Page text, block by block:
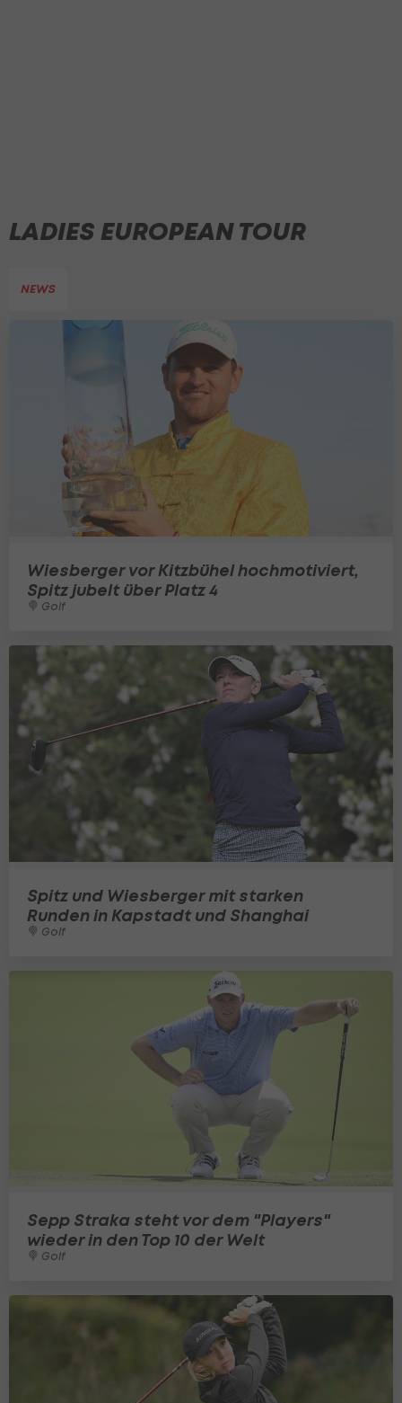
LADIES EUROPEAN TOUR
NEWS
Wiesberger vor Kitzbühel hochmotiviert,
Spitz jubelt über Platz 4
Golf
Spitz und Wiesberger mit starken
Runden in Kapstadt und Shanghai
Golf
Sepp Straka steht vor dem "Players"
wieder in den Top 10 der Welt
Golf